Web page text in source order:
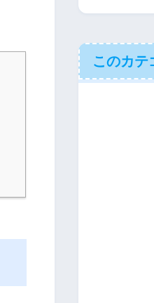
このカテ